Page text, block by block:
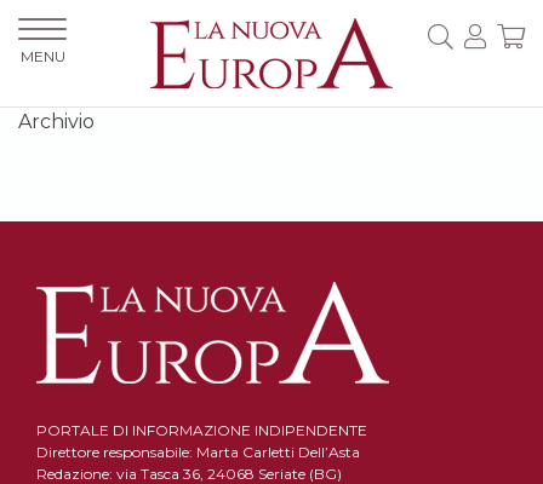
Archivio
PORTALE DI INFORMAZIONE INDIPENDENTE
Direttore responsabile: Marta Carletti Dell’Asta
Redazione: via Tasca 36, 24068 Seriate (BG)
MENU